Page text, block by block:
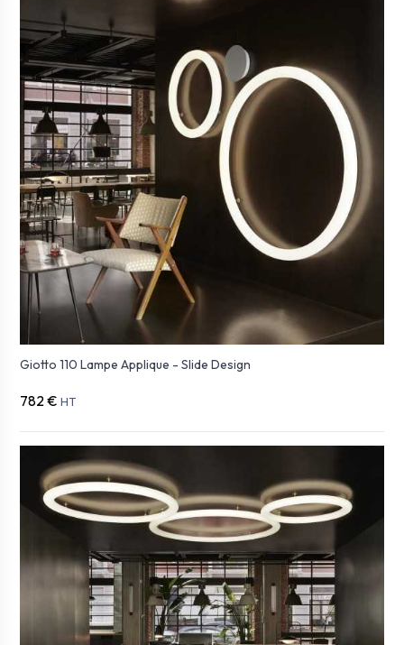
Giotto 110 Lampe Applique - Slide Design
782 € HT